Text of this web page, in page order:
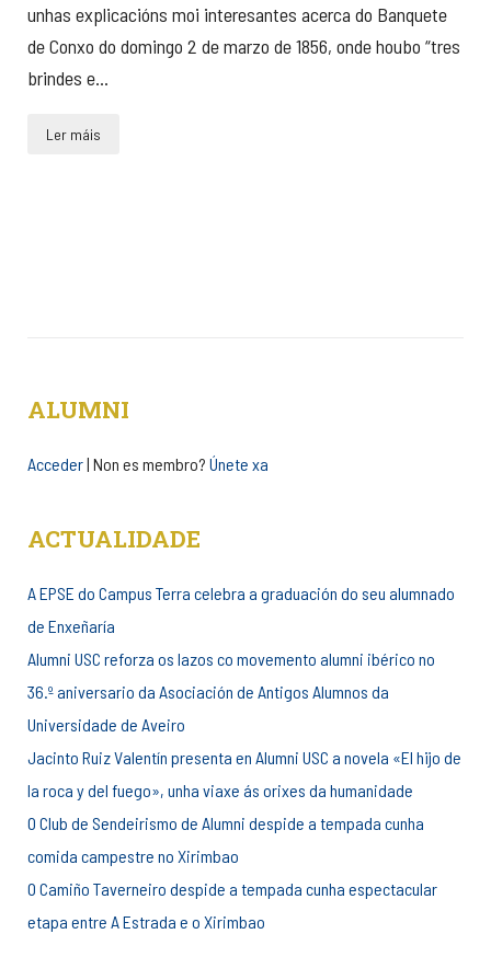
unhas explicacións moi interesantes acerca do Banquete
de Conxo do domingo 2 de marzo de 1856, onde houbo “tres
brindes e...
Ler máis
ALUMNI
Acceder| Non es membro? Únete xa
ACTUALIDADE
A EPSE do Campus Terra celebra a graduación do seu alumnado
de Enxeñaría
Alumni USC reforza os lazos co movemento alumni ibérico no
36.º aniversario da Asociación de Antigos Alumnos da
Universidade de Aveiro
Jacinto Ruiz Valentín presenta en Alumni USC a novela «El hijo de
la roca y del fuego», unha viaxe ás orixes da humanidade
O Club de Sendeirismo de Alumni despide a tempada cunha
comida campestre no Xirimbao
O Camiño Taverneiro despide a tempada cunha espectacular
etapa entre A Estrada e o Xirimbao